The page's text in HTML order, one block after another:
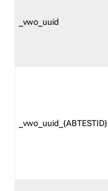
_vwo_uuid
_vwo_uuid_{ABTESTID}